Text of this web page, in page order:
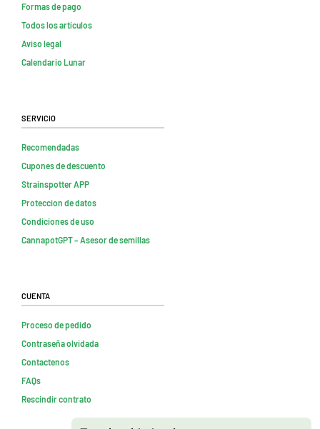
Formas de pago
Todos los artículos
Aviso legal
Calendario Lunar
Servicio
Recomendadas
Cupones de descuento
Strainspotter APP
Proteccion de datos
Condiciones de uso
CannapotGPT – Asesor de semillas
Cuenta
Proceso de pedido
Contraseña olvidada
Contactenos
FAQs
Rescindir contrato